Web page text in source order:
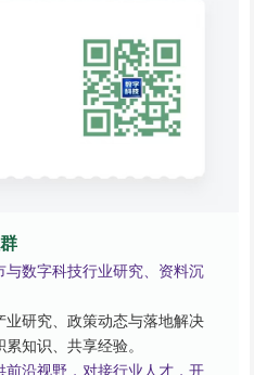
数字科技行业研究、资料沉
研究、政策动态与落地解决
知识、共享经验。
沿视野，对接行业人才，开